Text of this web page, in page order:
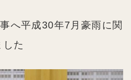
へ平成30年7月豪雨に関
た